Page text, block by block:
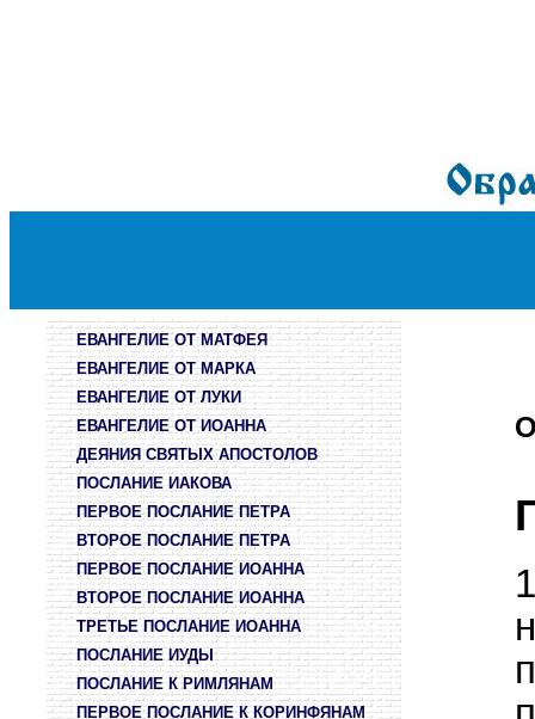
ЕВАНГЕЛИЕ ОТ МАТФЕЯ
ЕВАНГЕЛИЕ ОТ МАРКА
ЕВАНГЕЛИЕ ОТ ЛУКИ
ЕВАНГЕЛИЕ ОТ ИОАННА
ДЕЯНИЯ СВЯТЫХ АПОСТОЛОВ
ПОСЛАНИЕ ИАКОВА
ПЕРВОЕ ПОСЛАНИЕ ПЕТРА
ВТОРОЕ ПОСЛАНИЕ ПЕТРА
ПЕРВОЕ ПОСЛАНИЕ ИОАННА
ВТОРОЕ ПОСЛАНИЕ ИОАННА
ТРЕТЬЕ ПОСЛАНИЕ ИОАННА
ПОСЛАНИЕ ИУДЫ
ПОСЛАНИЕ К РИМЛЯНАМ
ПЕРВОЕ ПОСЛАНИЕ К КОРИНФЯНАМ